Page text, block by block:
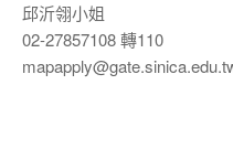
邱沂翎小姐
02-27857108 轉110